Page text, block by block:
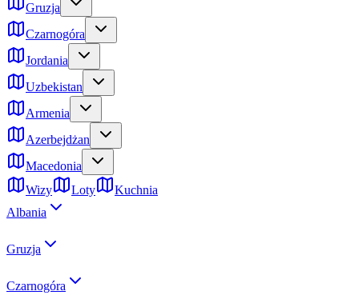
Gruzja
Czarnogóra
Jordania
Uzbekistan
Armenia
Azerbejdżan
Macedonia
Wizy
Loty
Kuchnia
Albania
Gruzja
Czarnogóra